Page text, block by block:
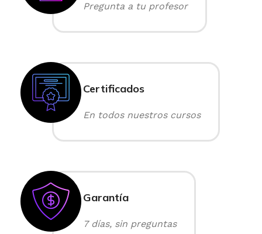
Pregunta a tu profesor
Certificados
En todos nuestros cursos
Garantía
7 días, sin preguntas